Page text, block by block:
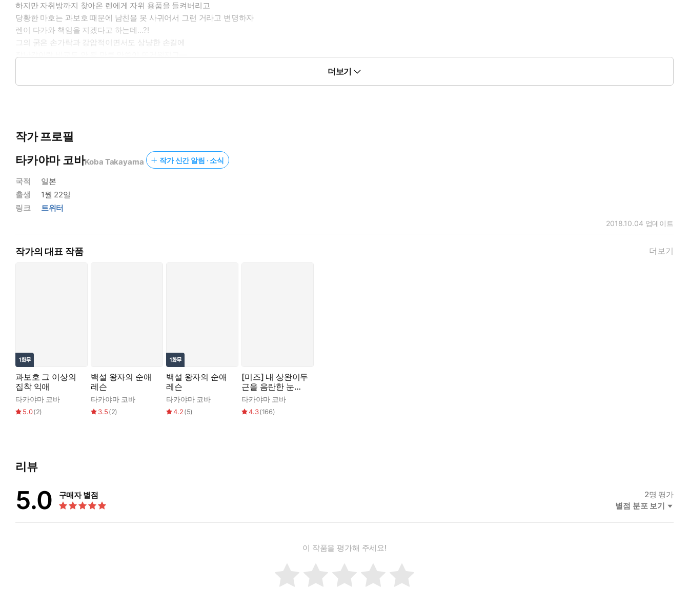
하지만 자취방까지 찾아온 렌에게 자위 용품을 들켜버리고
당황한 마호는 과보호 때문에 남친을 못 사귀어서 그런 거라고 변명하자
렌이 다가와 책임을 지겠다고 하는데…?!
그의 굵은 손가락과 강압적이면서도 상냥한 손길에
장난감이랑 비교도 안 될 만큼 안쪽이 뜨거워지고―.
더보기
작가 프로필
타카야마 코바Koba Takayama 작가 신간 알림 · 소식
국적
일본
출생
1월 22일
링크
트위터
2018.10.04 업데이트
작가의 대표 작품 더보기
과보호 그 이상의
집착 익애
타카야마 코바
5.0(2)
백설 왕자의 순애
레슨
타카야마 코바
3.5(2)
백설 왕자의 순애
레슨
타카야마 코바
4.2(5)
[미즈] 내 상완이두
근을 음란한 눈으
로 봤겠다?
타카야마 코바
4.3(166)
리뷰
5.0 구매자 별점 2명 평가
별점 분포 보기
이 작품을 평가해 주세요!